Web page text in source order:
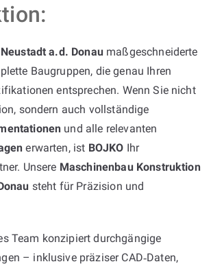
Neustadt a.d. Donaumaßgeschneiderte
Baugruppen, die genau Ihren
entsprechen. Wenn Sie nicht
sondern auch vollständige
und alle relevanten
erwarten, ist BOJKO Ihr
Unsere Maschinenbau Konstruktion
steht für Präzision und
Team konzipiert durchgängige
– inklusive präziser CAD‑Daten,